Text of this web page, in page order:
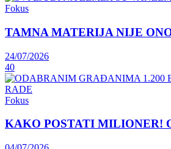
Fokus
TAMNA MATERIJA NIJE ONO
24/07/2026
40
Fokus
KAKO POSTATI MILIONER!